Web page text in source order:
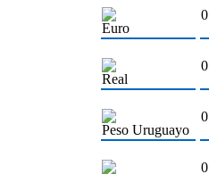
Euro
0
Real
0
Peso Uruguayo
0
0